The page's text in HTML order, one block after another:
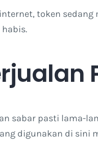
token
sabar pasti lama-
digunakan di sini